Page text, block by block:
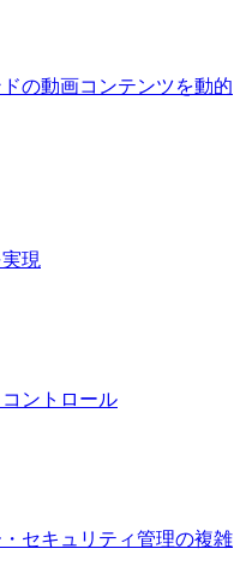
の動画コンテンツを動的
現
ントロール
セキュリティ管理の複雑